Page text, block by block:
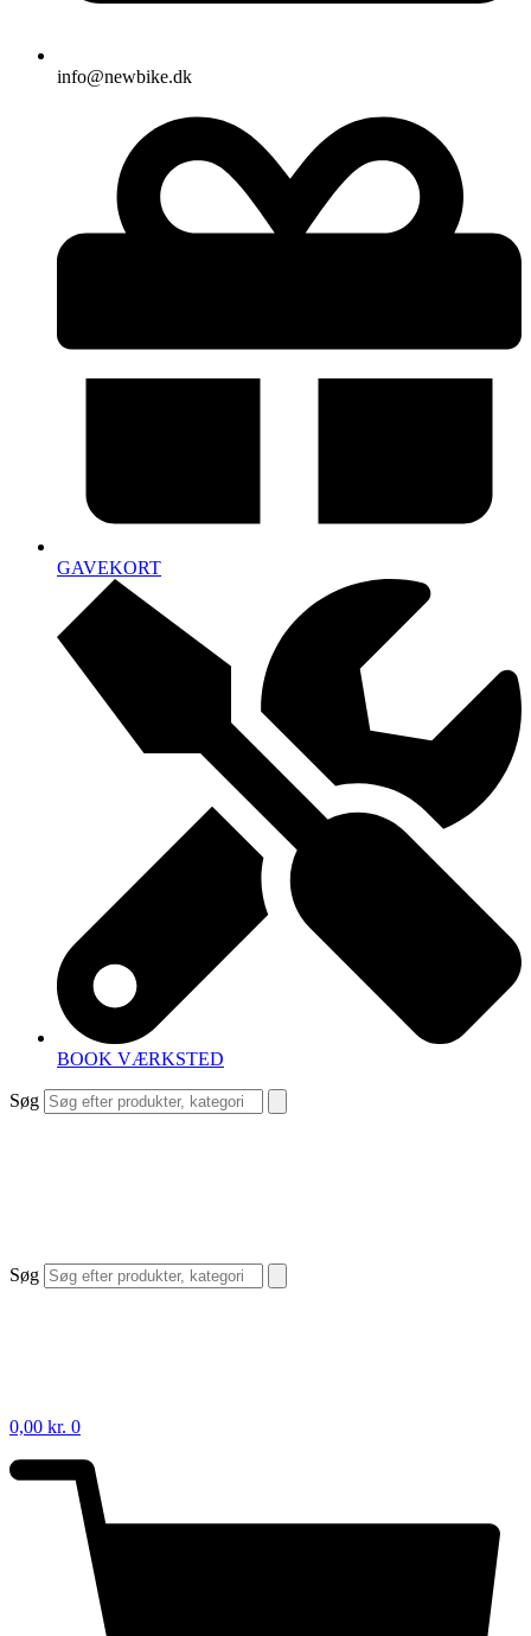
info@newbike.dk
GAVEKORT
BOOK VÆRKSTED
Søg
Søg
0,00 kr. 0